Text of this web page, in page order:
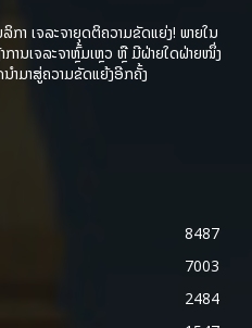
ກາ ເຈລະຈາຍຸດຕິຄວາມຂັດແຍ່ງ! ພາຍໃນ
ານເຈລະຈາຫຼົ້ມເຫຼວ ຫຼື ມີຝ່າຍໃດຝ່າຍໜຶ່ງ
າມາສູ່ຄວາມຂັດແຍ້ງອີກຄັ້ງ
8487
7003
2484